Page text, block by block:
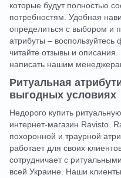
которые будут полностью
потребностям. Удобная
определиться с выбором и
атрибуты – воспользуйтесь
читайте отзывы и
написать нашим
Ритуальная
выгодных условиях
Недорого купить
интернет-магазин Ravisto.
похоронной и траурной
работает для своих
сотрудничает с
всей Украине. Наши